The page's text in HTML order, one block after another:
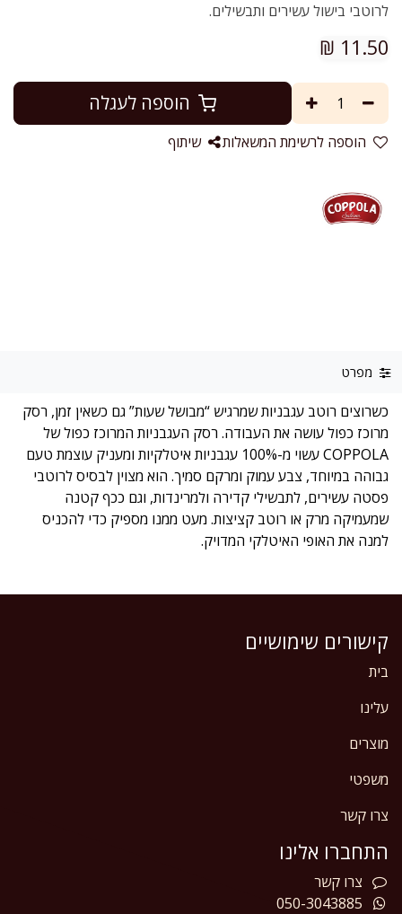
לרוטבי בישול עשירים ותבשילים.
11.50
₪
הוספה לעגלה
הוספה לרשימת המשאלות שיתוף
מפרט
כשרוצים רוטב עגבניות שמרגיש “מבושל שעות” גם כשאין זמן, רסק
מרוכז כפול עושה את העבודה. רסק העגבניות המרוכז כפול של
COPPOLA עשוי מ-100% עגבניות איטלקיות ומעניק עוצמת טעם
גבוהה במיוחד, צבע עמוק ומרקם סמיך. הוא מצוין לבסיס לרוטבי
פסטה עשירים, לתבשילי קדירה ולמרינדות, וגם ככף קטנה
שמעמיקה מרק או רוטב קציצות. מעט ממנו מספיק כדי להכניס
למנה את האופי האיטלקי המדויק.
קישורים שימושיים
בית
עלינו
מוצרים
משפטי
צרו קשר
התחברו אלינו
צרו קשר
050-3043885